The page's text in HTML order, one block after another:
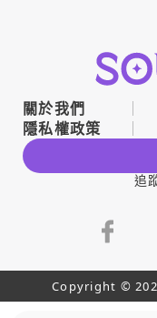
關於我們
隱私權政策
追
Copyright ©